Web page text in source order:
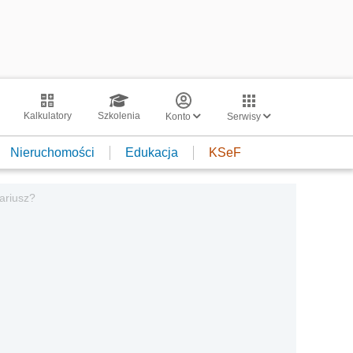
Kalkulatory Szkolenia Konto Serwisy
Nieruchomości Edukacja KSeF